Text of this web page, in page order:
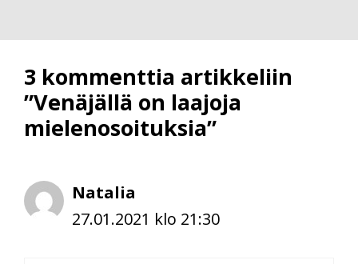
3 kommenttia artikkeliin
”Venäjällä on laajoja
mielenosoituksia”
Natalia
27.01.2021 klo 21:30